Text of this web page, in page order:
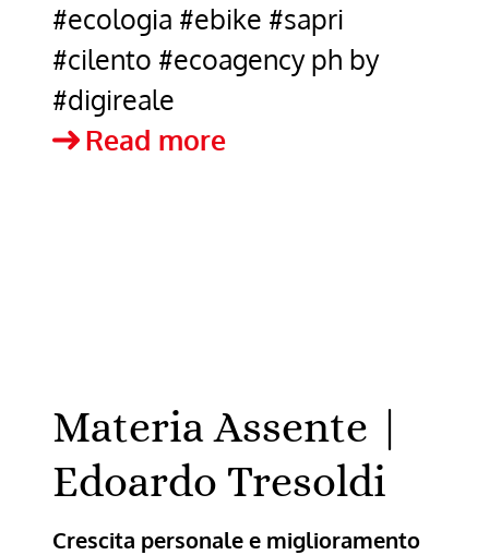
#ecologia #ebike #sapri
#cilento #ecoagency ph by
#digireale
Read moreVuoi
una
consulenza
gratuita
Materia Assente |
Edoardo Tresoldi
Crescita personale e miglioramento